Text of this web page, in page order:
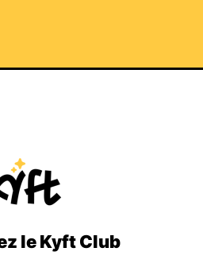
le Kyft Club